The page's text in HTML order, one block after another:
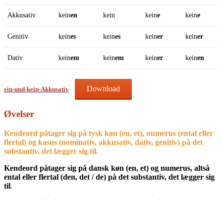
Akkusativ keinen kein keine keine
Genitiv keines keines keiner keiner
Dativ keinem keinem keiner keinen
ein-und-kein-Akkusativ Download
Øvelser
Kendeord påtager sig på tysk køn (en, et), numerus (ental eller
flertal) og kasus (nominativ, akkusativ, dativ, genitiv) på det
substantiv, det lægger sig til.
Kendeord påtager sig på dansk køn (en, et) og numerus, altså
ental eller flertal (den, det / de) på det substantiv, det lægger sig
til.